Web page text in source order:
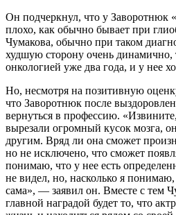
Он подчеркнул, что у Заворотнюк
плохо, как обычно бывает при
Чумакова, обычно при таком
худшую сторону очень динамично,
онкологией уже два года, и у нее
Но, несмотря на позитивную
что Заворотнюк после
вернуться в профессию.
вырезали огромный кусок мозга,
другим. Вряд ли она сможет
но не исключено, что сможет
понимаю, что у нее есть
не видел, но, насколько я
сама», — заявил он. Вместе с тем
главной наградой будет то, что